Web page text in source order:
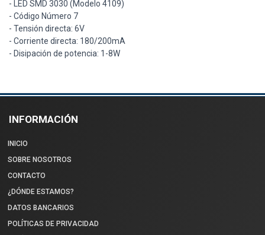
- LED SMD 3030 (Modelo 4109)
- Código Número 7
- Tensión directa: 6V
- Corriente directa: 180/200mA
- Disipación de potencia: 1-8W
INFORMACIÓN
INICIO
SOBRE NOSOTROS
CONTACTO
¿DÓNDE ESTAMOS?
DATOS BANCARIOS
POLÍTICAS DE PRIVACIDAD